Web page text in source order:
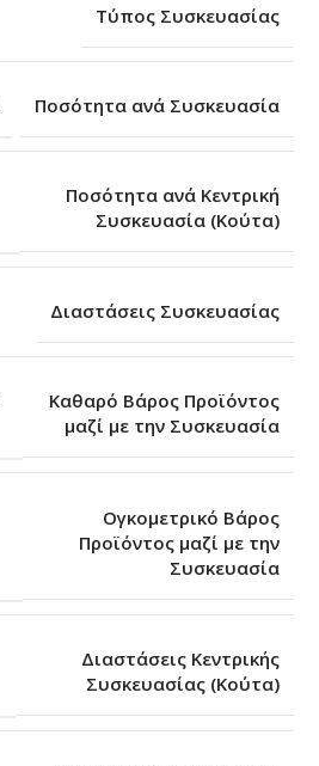
Τύπος Συσκευασίας
Ποσότητα ανά Συσκευασία
Ποσότητα ανά Κεντρική
Συσκευασία (Κούτα)
Διαστάσεις Συσκευασίας
Καθαρό Βάρος Προϊόντος
μαζί με την Συσκευασία
Ογκομετρικό Βάρος
Προϊόντος μαζί με την
Συσκευασία
Διαστάσεις Κεντρικής
Συσκευασίας (Κούτα)